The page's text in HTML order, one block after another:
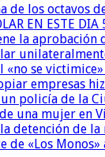
de los octavos
EN ESTE DIA
la aprobación
se
empresas
policía de la
una mujer en
detención de
de «Los